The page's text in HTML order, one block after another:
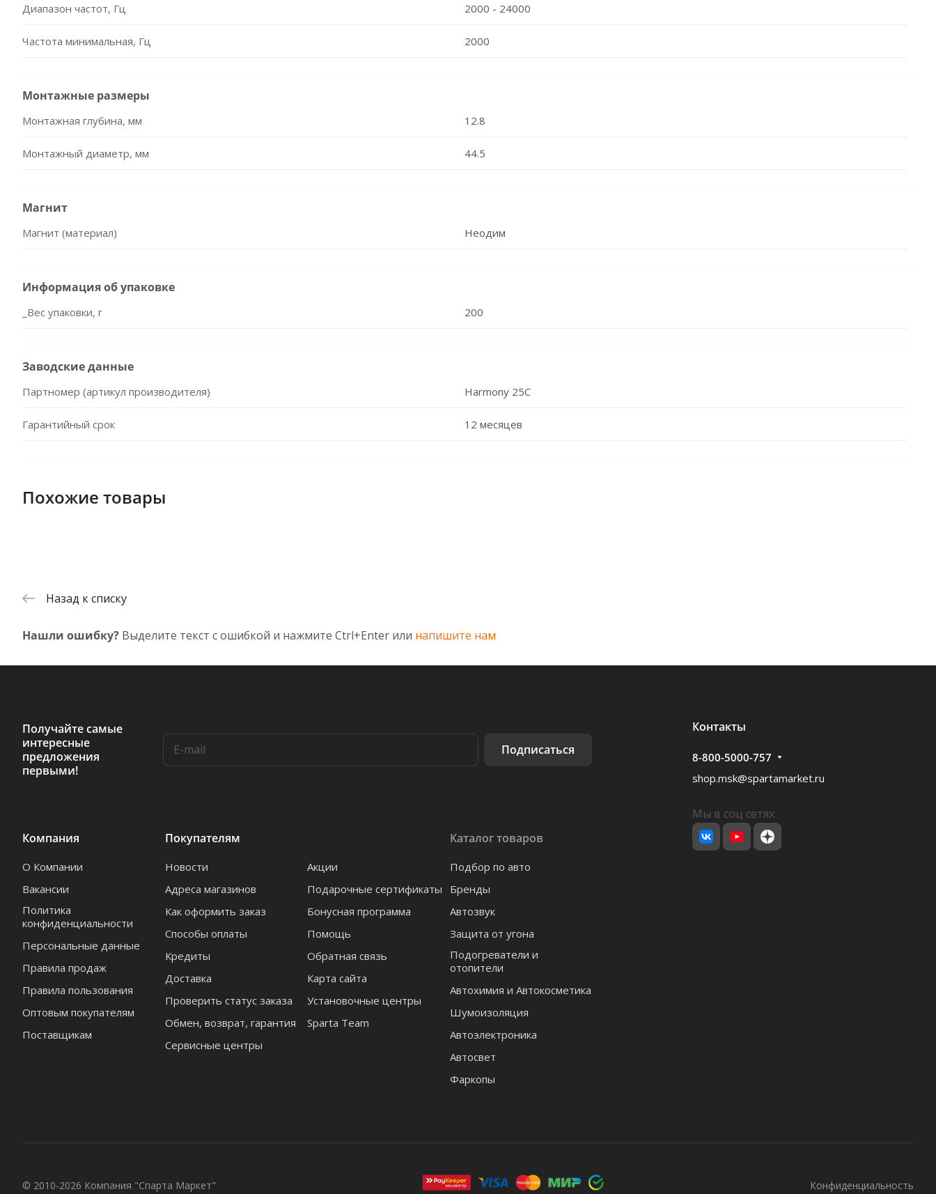
Диапазон частот, Гц 2000 - 24000
Частота минимальная, Гц 2000
Монтажные размеры
Монтажная глубина, мм 12.8
Монтажный диаметр, мм 44.5
Магнит
Магнит (материал) Неодим
Информация об упаковке
_Вес упаковки, г 200
Заводские данные
Партномер (артикул производителя) Harmony 25C
Гарантийный срок 12 месяцев
Похожие товары
Назад к списку
Нашли ошибку? Выделите текст с ошибкой и нажмите Ctrl+Enter или напишите нам
Получайте самые
интересные
предложения
первыми!
Подписаться
Компания
О Компании
Вакансии
Политика
конфиденциальности
Персональные данные
Правила продаж
Правила пользования
Оптовым покупателям
Поставщикам
Покупателям
Новости
Адреса магазинов
Как оформить заказ
Способы оплаты
Кредиты
Доставка
Проверить статус заказа
Обмен, возврат, гарантия
Сервисные центры
Акции
Подарочные сертификаты
Бонусная программа
Помощь
Обратная связь
Карта сайта
Установочные центры
Sparta Team
Каталог товаров
Подбор по авто
Бренды
Автозвук
Защита от угона
Подогреватели и
отопители
Автохимия и Автокосметика
Шумоизоляция
Автоэлектроника
Автосвет
Фаркопы
Контакты
8-800-5000-757
shop.msk@spartamarket.ru
Мы в соц сетях
© 2010-2026 Компания "Спарта Маркет" Конфиденциальность